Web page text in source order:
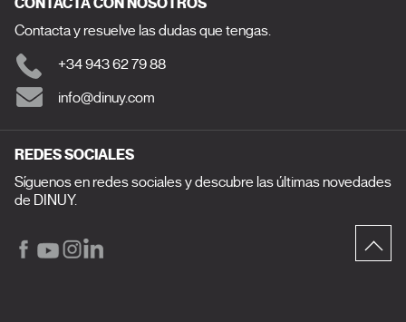
Contacta y resuelve las dudas que tengas.
+34 943 62 79 88
info@dinuy.com
REDES SOCIALES
Síguenos en redes sociales y descubre las últimas novedades
de DINUY.